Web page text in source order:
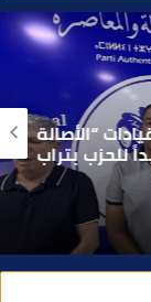
بتراب